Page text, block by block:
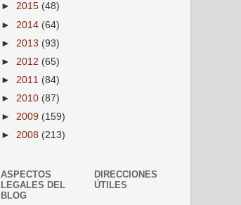
► 2015 (48)
► 2014 (64)
► 2013 (93)
► 2012 (65)
► 2011 (84)
► 2010 (87)
► 2009 (159)
► 2008 (213)
ASPECTOS
LEGALES DEL
BLOG
DIRECCIONES
ÚTILES